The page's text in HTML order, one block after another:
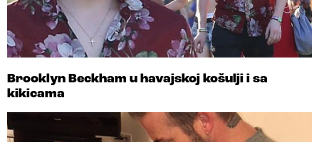
Brooklyn Beckham u havajskoj košulji i sa
kikicama